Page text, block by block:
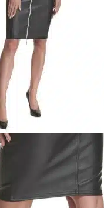
Kleid
119,90€
zzgl.Versand